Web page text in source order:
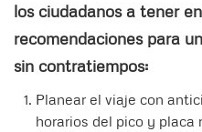
los ciudadanos a tener
recomendaciones para
sin contratiempos:
Planear el viaje con
horarios del pico y placa